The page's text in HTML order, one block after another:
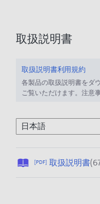
取扱説明書
取扱説明書利用規約
各製品の取扱説明書をダ
ご覧いただけます。注意
[PDF] 取扱説明書